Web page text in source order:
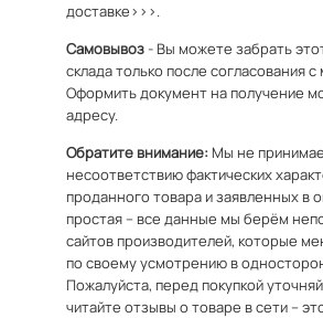
доставке>>>.
Самовывоз- Вы можете забрать
склада только после согласования
Оформить документ на получение
адресу.
Обратите внимание: Мы не
несоответствию фактических
проданного товара и заявленных в
простая – все данные мы берём
сайтов производителей, которые
по своему усмотрению в
Пожалуйста, перед покупкой
читайте отзывы о товаре в сети –